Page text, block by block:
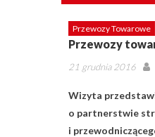
Przewozy Towarowe
Przewozy
Posted
21 grudnia 2016
Wizyta
o partnerstwie
i